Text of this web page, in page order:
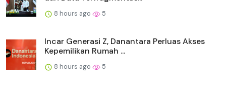
8 hours ago 5
Incar Generasi Z, Danantara Perluas Akses
Kepemilikan Rumah ...
8 hours ago 5